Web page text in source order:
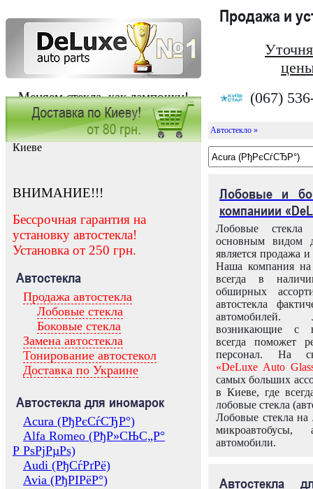
Меняем стекла, как лампочки!
Продажа и
(067)
Заказать установку автостекла в
Киеве
ВНИМАНИЕ!!!
Бессрочная гарантия на
установку автостекла!
Установка от 250 грн.
Автостекла
Продажа автостекла
Лобовые стекла
Боковые стекла
Замена автостекла
Тонирование автостекол
Доставка по Украине
Автостекла для иномарок
Acura (РђРєСѓСЂР°)
Alfa Romeo (РђР»СЊС„Р°
Р РѕРјРµРѕ)
Audi (РђСѓРґРё)
Avia (РђРІРёР°)
Автостекло »
Лобовые и
компаниии
Лобовые
основным видом
является продажа и
Наша компания на
всегда в
обширных
автостекла
возникающие с
всегда поможет
персонал. На
«DeLuxe Auto
самых больших
в Киеве, где
лобовые стекла
Лобовые стекла на
микроавтобусы,
автомобили.
Автостекла